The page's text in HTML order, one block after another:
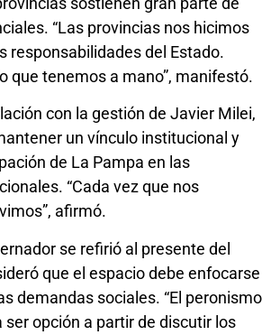
“Las provincias nos hicimos
responsabilidades del Estado.
que tenemos a mano”, manifestó.
con la gestión de Javier Milei,
un vínculo institucional y
de La Pampa en las
“Cada vez que nos
afirmó.
se refirió al presente del
que el espacio debe enfocarse
demandas sociales. “El peronismo
ser opción a partir de discutir los